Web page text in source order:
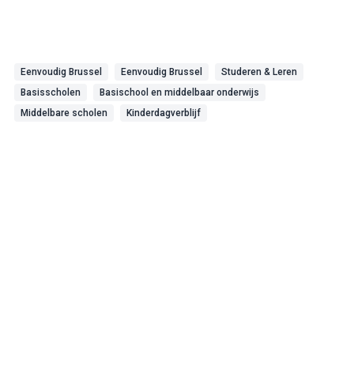
Eenvoudig Brussel Eenvoudig Brussel
Studeren & Leren
Basisscholen
Basischool en middelbaar onderwijs
Middelbare scholen
Kinderdagverblijf